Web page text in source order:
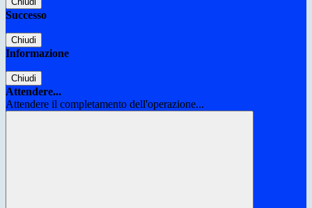
Successo
Chiudi
Informazione
Chiudi
Attendere...
Attendere il completamento dell'operazione...